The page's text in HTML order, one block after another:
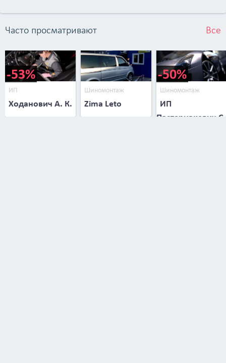
Часто просматривают Все
-53%
ИП
Ходанович А. К.
Шиномонтаж
Zima Leto
-50%
Шиномонтаж
ИП
Пастернакевич С.